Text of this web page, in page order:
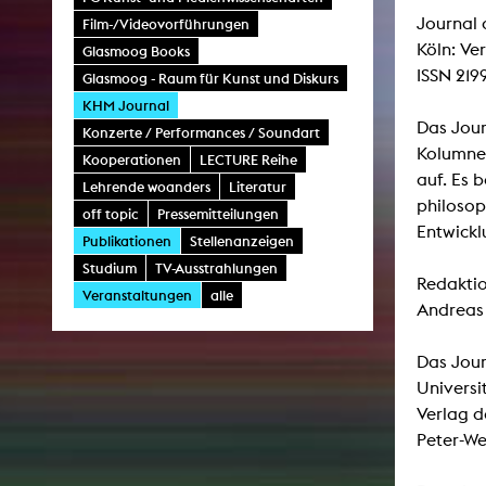
Film-/Videovorführungen
Glasmoog Books
Glasmoog - Raum für Kunst und Diskurs
KHM Journal
Konzerte / Performances / Soundart
Kooperationen
LECTURE Reihe
Lehrende woanders
Literatur
off topic
Pressemitteilungen
Publikationen
Stellenanzeigen
Studium
TV-Ausstrahlungen
Veranstaltungen
alle
Journal
Köln:
ISSN
Das
auf. Es
Das
Verlag
Peter-
ARCHIV
Künstlerische Arbeiten Studierende
KHM Forschung
KHM Rundgänge
Veranstaltungen / Mitschnitte
Schreiben, was kommt
Photoszene an der KHM
25 Jahre KHM / Studiogespräche